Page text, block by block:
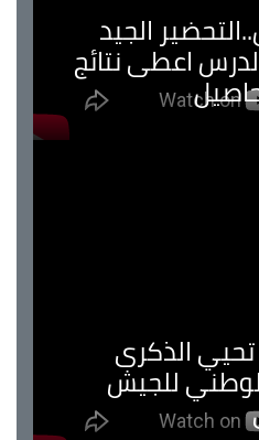
الجيد
اعطى نتائج
تحيي الذكرى
للجيش